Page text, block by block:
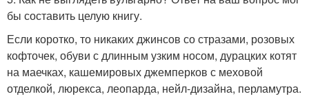
бы составить целую книгу.
Если коротко, то никаких джинсов со стразами, розовых
кофточек, обуви с длинным узким носом, дурацких котят
на маечках, кашемировых джемперков с меховой
отделкой, люрекса, леопарда, нейл-дизайна, перламутра.